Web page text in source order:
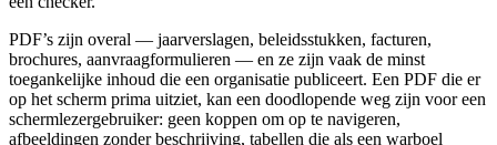
PDF’s zijn overal — jaarverslagen, beleidsstukken, facturen,
brochures, aanvraagformulieren — en ze zijn vaak de minst
toegankelijke inhoud die een organisatie publiceert. Een PDF die er
op het scherm prima uitziet, kan een doodlopende weg zijn voor een
schermlezergebruiker: geen koppen om op te navigeren,
afbeeldingen zonder beschrijving, tabellen die als een warboel